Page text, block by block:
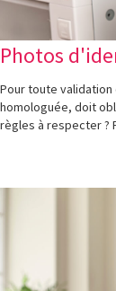
Photos
Pour toute
homologuée, doit
règles à respecter ?